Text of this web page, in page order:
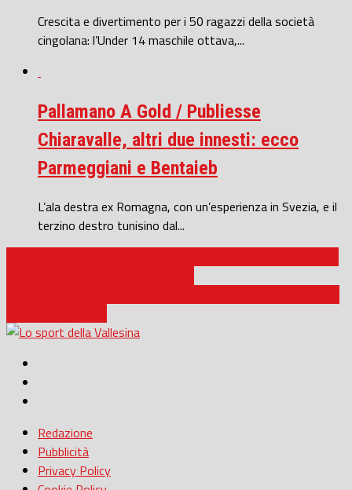
Crescita e divertimento per i 50 ragazzi della società
cingolana: l’Under 14 maschile ottava,...
Pallamano A Gold / Publiesse
Chiaravalle, altri due innesti: ecco
Parmeggiani e Bentaieb
L’ala destra ex Romagna, con un’esperienza in Svezia, e il
terzino destro tunisino dal...
Redazione
Pubblicità
Privacy Policy